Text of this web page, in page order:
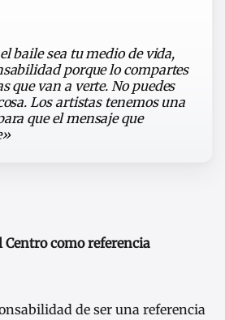
baile sea tu medio de vida,
porque lo compartes
que van a verte. No puedes
Los artistas tenemos una
que el mensaje que
Centro como referencia
de ser una referencia